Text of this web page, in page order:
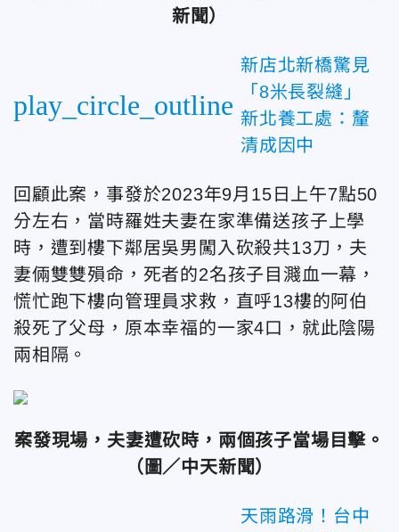
新聞）
play_circle_outline
新店北新橋驚見
「8米長裂縫」
新北養工處：釐
清成因中
回顧此案，事發於2023年9月15日上午7點50
分左右，當時羅姓夫妻在家準備送孩子上學
時，遭到樓下鄰居吳男闖入砍殺共13刀，夫
妻倆雙雙殞命，死者的2名孩子目濺血一幕，
慌忙跑下樓向管理員求救，直呼13樓的阿伯
殺死了父母，原本幸福的一家4口，就此陰陽
兩相隔。
案發現場，夫妻遭砍時，兩個孩子當場目擊。
（圖／中天新聞）
天雨路滑！台中